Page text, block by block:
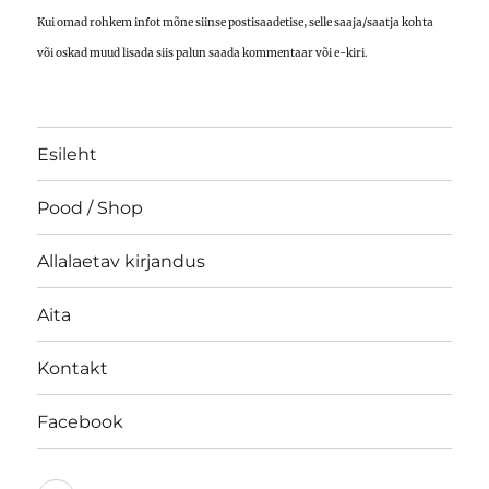
Kui omad rohkem infot mõne siinse postisaadetise, selle saaja/saatja kohta
või oskad muud lisada siis palun saada kommentaar või e-kiri.
Esileht
Pood / Shop
Allalaetav kirjandus
Aita
Kontakt
Facebook